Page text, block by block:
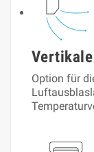
Option für